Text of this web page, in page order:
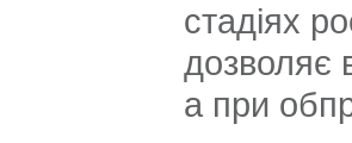
стадіях
дозволяє
а при